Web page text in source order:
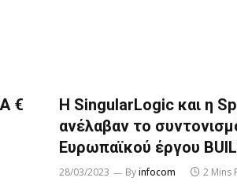
€
Η SingularLogic και η
ανέλαβαν το
Ευρωπαϊκού έργου
28/03/2023 Byinfocom 2 Mins